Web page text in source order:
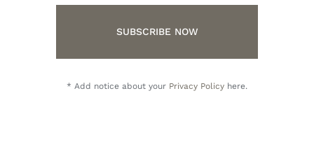
SUBSCRIBE NOW
* Add notice about your Privacy Policy here.